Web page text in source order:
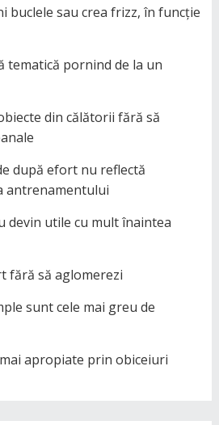
buclele sau crea frizz, în funcție
tematică pornind de la un
din călătorii fără să
după efort nu reflectă
antrenamentului
devin utile cu mult înaintea
fără să aglomerezi
sunt cele mai greu de
apropiate prin obiceiuri